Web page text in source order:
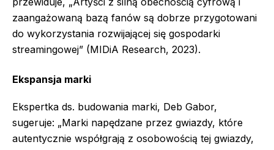
zaangażowaną bazą fanów są dobrze przygotowani
do wykorzystania rozwijającej się gospodarki
streamingowej” (MIDiA Research, 2023).
Ekspansja marki
Ekspertka ds. budowania marki, Deb Gabor,
sugeruje: „Marki napędzane przez gwiazdy, które
autentycznie współgrają z osobowością tej gwiazdy,